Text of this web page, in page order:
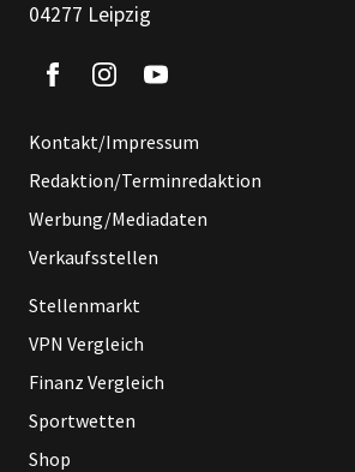
04277 Leipzig
Kontakt/Impressum
Redaktion/Terminredaktion
Werbung/Mediadaten
Verkaufsstellen
Stellenmarkt
VPN Vergleich
Finanz Vergleich
Sportwetten
Shop